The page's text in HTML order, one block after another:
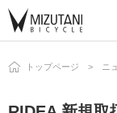
トップページ ニ